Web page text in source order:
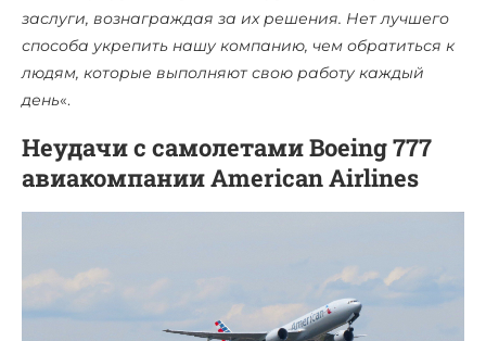
заслуги, вознаграждая за их решения. Нет лучшего
способа укрепить нашу компанию, чем обратиться к
людям, которые выполняют свою работу каждый
день«.
Неудачи с самолетами Boeing 777
авиакомпании American Airlines